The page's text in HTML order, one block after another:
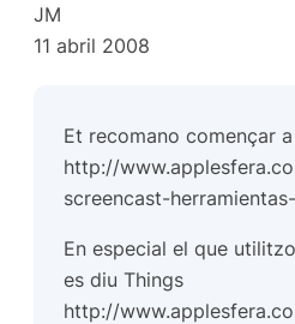
JM
11 abril 2008
Et recomano començar
http://
screencast-
En especial el que
es diu Things
http://